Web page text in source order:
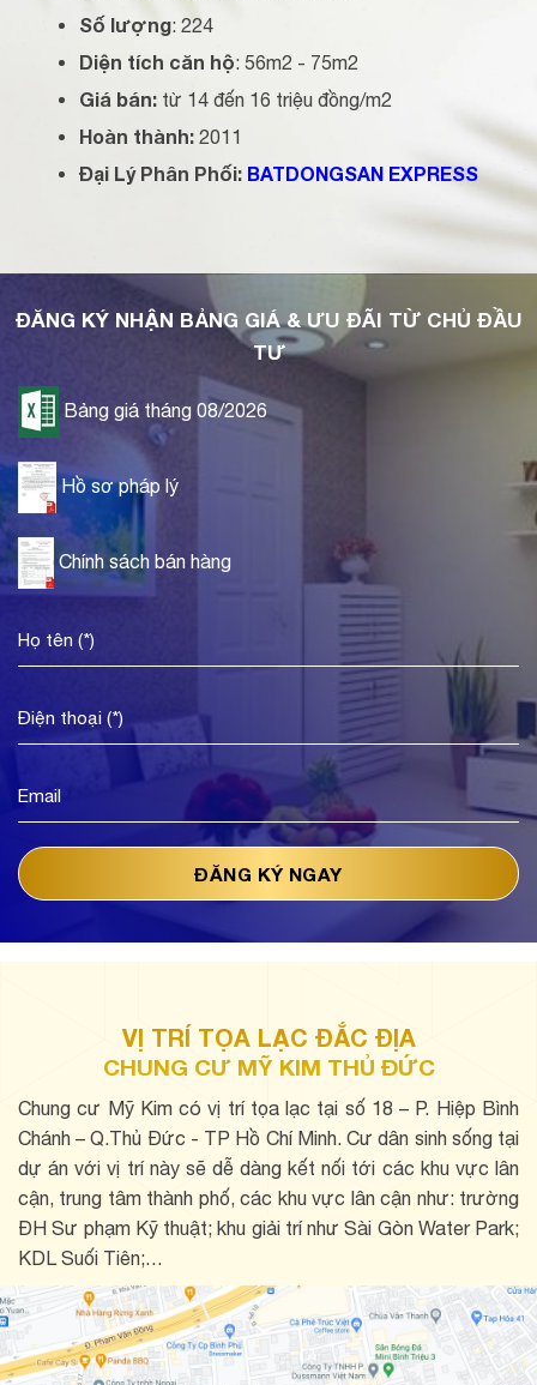
Số lượng: 224
Diện tích căn hộ: 56m2 - 75m2
Giá bán:từ 14 đến 16 triệu đồng/m2
Hoàn thành:2011
Đại Lý Phân Phối: BATDONGSAN EXPRESS
ĐĂNG KÝ NHẬN BẢNG GIÁ & ƯU ĐÃI TỪ CHỦ ĐẦU
TƯ
Bảng giá tháng 08/2026
Hồ sơ pháp lý
Chính sách bán hàng
VỊ TRÍ TỌA LẠC ĐẮC ĐỊA
CHUNG CƯ MỸ KIM THỦ ĐỨC
Chung cư Mỹ Kim có vị trí tọa lạc tại số 18 – P. Hiệp Bình
Chánh – Q.Thủ Đức - TP Hồ Chí Minh. Cư dân sinh sống tại
dự án với vị trí này sẽ dễ dàng kết nối tới các khu vực lân
cận, trung tâm thành phố, các khu vực lân cận như: trường
ĐH Sư phạm Kỹ thuật; khu giải trí như Sài Gòn Water Park;
KDL Suối Tiên;…